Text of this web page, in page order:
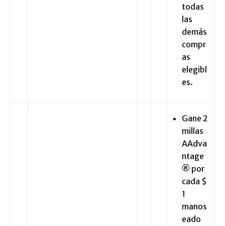
todas
las
demás
compr
as
elegibl
es.
Gane 2
millas
AAdva
ntage
® por
cada $
1
manos
eado